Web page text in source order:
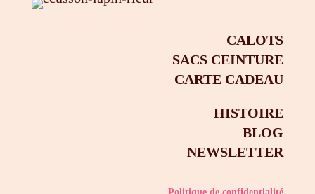
CALOTS
SACS CEINTURE
CARTE CADEAU
HISTOIRE
BLOG
NEWSLETTER